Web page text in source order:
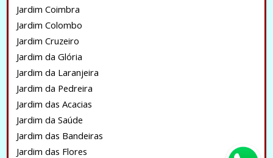
Jardim Coimbra
Jardim Colombo
Jardim Cruzeiro
Jardim da Glória
Jardim da Laranjeira
Jardim da Pedreira
Jardim das Acacias
Jardim da Saúde
Jardim das Bandeiras
Jardim das Flores